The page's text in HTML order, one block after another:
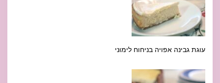
עוגת גבינה אפויה בניחוח לימוני